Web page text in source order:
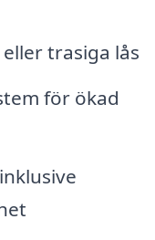
trasiga lås
för ökad